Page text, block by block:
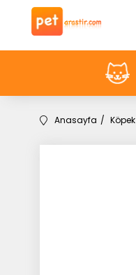
Anasayfa Köpek